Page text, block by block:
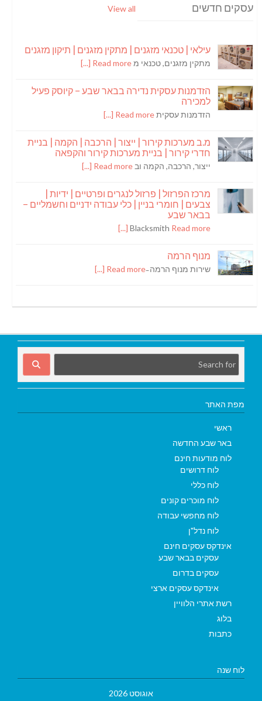
עסקים חדשים View all
עילאי | טכנאי מזגנים | מתקין מזגנים | תיקון מזגנים
מתקין מזגנים, טכנאי מRead more [...]
הזדמנות עסקית נדירה בבאר שבע – קיוסק פעיל
למכירה
הזדמנות עסקיתRead more [...]
מ.ב מערכות קירור | ייצור | הרכבה | הקמה | בניית
חדרי קירור | בניית מערכות קירור והקפאה
ייצור, הרכבה, הקמה וב Read more [...]
מרכז הפרזול | פרזול לנגרים ופרטיים | ידיות |
צבעים | חומרי בניין | כלי עבודה ידניים וחשמליים –
בבאר שבע
Blacksmith Read more [...]
מנוף הרמה
שירות מנוף הרמה ̵Read more [...]
מפת האתר
ראשי
באר שבע החדשה
לוח מודעות חינם
לוח דרושים
לוח כללי
לוח מוכרים קונים
לוח מחפשי עבודה
לוח נדל"ן
אינדקס עסקים חינם
עסקים בבאר שבע
עסקים בדרום
אינדקס עסקים ארצי
רשת אתרי הלוויין
בלוג
כתבות
לוח שנה
אוגוסט 2026